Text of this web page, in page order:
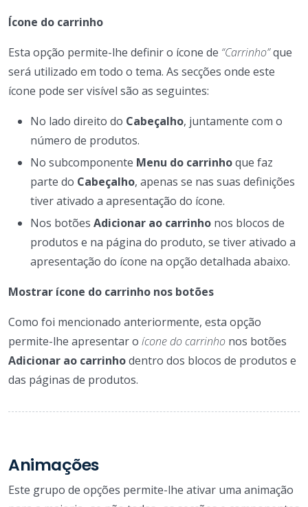
Ícone do carrinho
Esta opção permite-lhe definir o ícone de “Carrinho”que
será utilizado em todo o tema. As secções onde este
ícone pode ser visível são as seguintes:
No lado direito do Cabeçalho, juntamente com o
número de produtos.
No subcomponente Menu do carrinhoque faz
parte do Cabeçalho, apenas se nas suas definições
tiver ativado a apresentação do ícone.
Nos botões Adicionar ao carrinho nos blocos de
produtos e na página do produto, se tiver ativado a
apresentação do ícone na opção detalhada abaixo.
Mostrar ícone do carrinho nos botões
Como foi mencionado anteriormente, esta opção
permite-lhe apresentar o ícone do carrinho nos botões
Adicionar ao carrinhodentro dos blocos de produtos e
das páginas de produtos.
Animações
Este grupo de opções permite-lhe ativar uma animação